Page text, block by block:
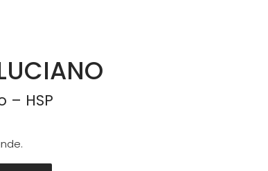
– HSP